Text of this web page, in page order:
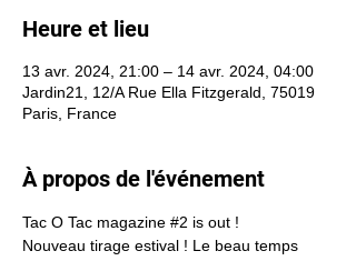
Heure et lieu
13 avr. 2024, 21:00 – 14 avr. 2024, 04:00
Jardin21, 12/A Rue Ella Fitzgerald, 75019
Paris, France
À propos de l'événement
Tac O Tac magazine #2 is out !
Nouveau tirage estival ! Le beau temps